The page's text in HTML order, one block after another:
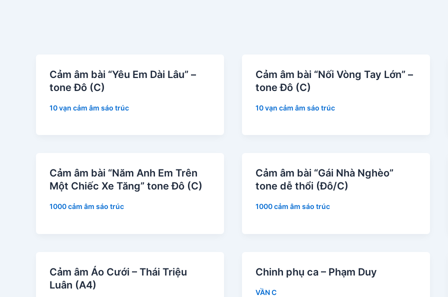
Cảm âm bài “Yêu Em Dài Lâu” –
tone Đô (C)
10 vạn cảm âm sáo trúc
Cảm âm bài “Nối Vòng Tay Lớn” –
tone Đô (C)
10 vạn cảm âm sáo trúc
Cảm âm bài “Năm Anh Em Trên
Một Chiếc Xe Tăng” tone Đô (C)
1000 cảm âm sáo trúc
Cảm âm bài “Gái Nhà Nghèo”
tone dễ thổi (Đô/C)
1000 cảm âm sáo trúc
Cảm âm Áo Cưới – Thái Triệu
Luân (A4)
Chinh phụ ca – Phạm Duy
VẦN C